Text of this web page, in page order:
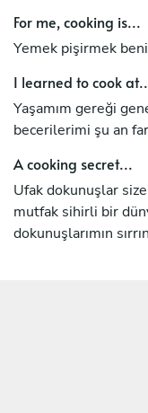
For me, cooking is...
Yemek pişirmek
I learned to cook
Yaşamım gereği
becerilerimi şu an
A cooking secret...
Ufak dokunuşlar
mutfak sihirli bir
dokunuşlarımın